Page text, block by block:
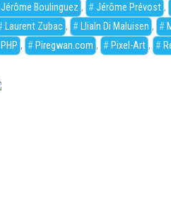
Jérôme Boulinguez , Jérôme Prévost ,
Laurent Zubac , Llialn Di Maluisen ,
PHP , Piregwan.com , Pixel-Art ,